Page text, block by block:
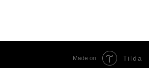
Made on Tilda